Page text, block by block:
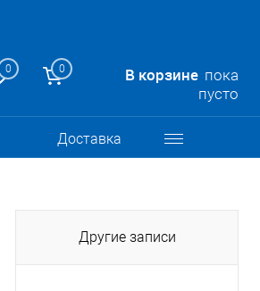
0 0 В корзине пока
пусто
Доставка
Другие записи